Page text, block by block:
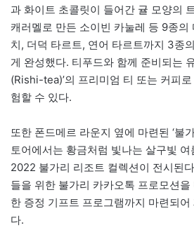
과 화이트 초콜릿이 들어간 귤 모양의
캐러멜로 만든 소이빈 카눌레 등 9종의
치, 더덕 타르트, 연어 타르트까지 3종
게 완성했다. 티푸드와 함께 준비되는
(Rishi-tea)’의 프리미엄 티 또는 커피
험할 수 있다.
또한 폰드메르 라운지 옆에 마련된 ‘불
토어에서는 황금처럼 빛나는 살구빛
2022 불가리 리조트 컬렉션이 전시된
들을 위한 불가리 카카오톡 프로모션
한 증정 기프트 프로그램까지 마련되
다.